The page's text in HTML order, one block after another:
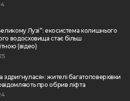
Лузі”: екосистема колишнього
водосховища стає більш
(відео)
здригнулася»: жителі багатоповерхівки
про обрив ліфта